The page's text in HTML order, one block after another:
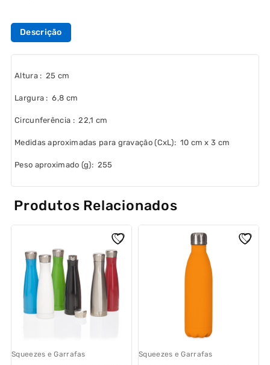
Descrição
Altura: 25 cm
Largura : 6,8 cm
Circunferência : 22,1 cm
Medidas aproximadas para gravação(CxL): 10 cm x 3 cm
Peso aproximado (g): 255
Produtos Relacionados
Squeezes e Garrafas Squeezes e Garrafas